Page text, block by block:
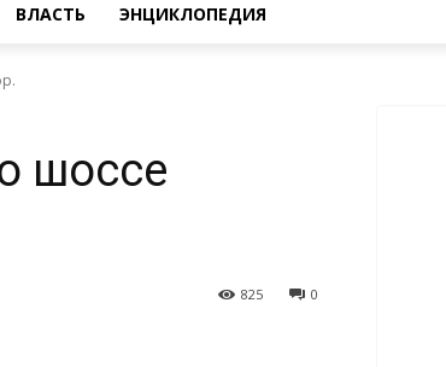
ВЛАСТЬ ЭНЦИКЛОПЕДИЯ
шоссе
0
825